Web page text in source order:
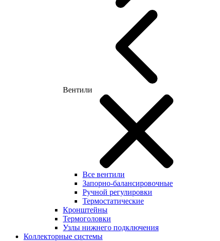
Вентили
Все вентили
Запорно-балансировочные
Ручной регулировки
Термостатические
Кронштейны
Термоголовки
Узлы нижнего подключения
Коллекторные системы